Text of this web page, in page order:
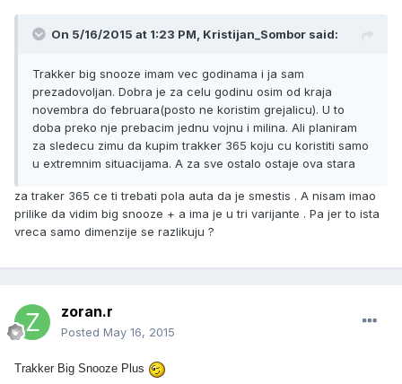
On 5/16/2015 at 1:23 PM, Kristijan_Sombor said:
Trakker big snooze imam vec godinama i ja sam
prezadovoljan. Dobra je za celu godinu osim od kraja
novembra do februara(posto ne koristim grejalicu). U to
doba preko nje prebacim jednu vojnu i milina. Ali planiram
za sledecu zimu da kupim trakker 365 koju cu koristiti samo
u extremnim situacijama. A za sve ostalo ostaje ova stara
za traker 365 ce ti trebati pola auta da je smestis . A nisam imao
prilike da vidim big snooze + a ima je u tri varijante . Pa jer to ista
vreca samo dimenzije se razlikuju ?
zoran.r
Posted May 16, 2015
Trakker Big Snooze Plus